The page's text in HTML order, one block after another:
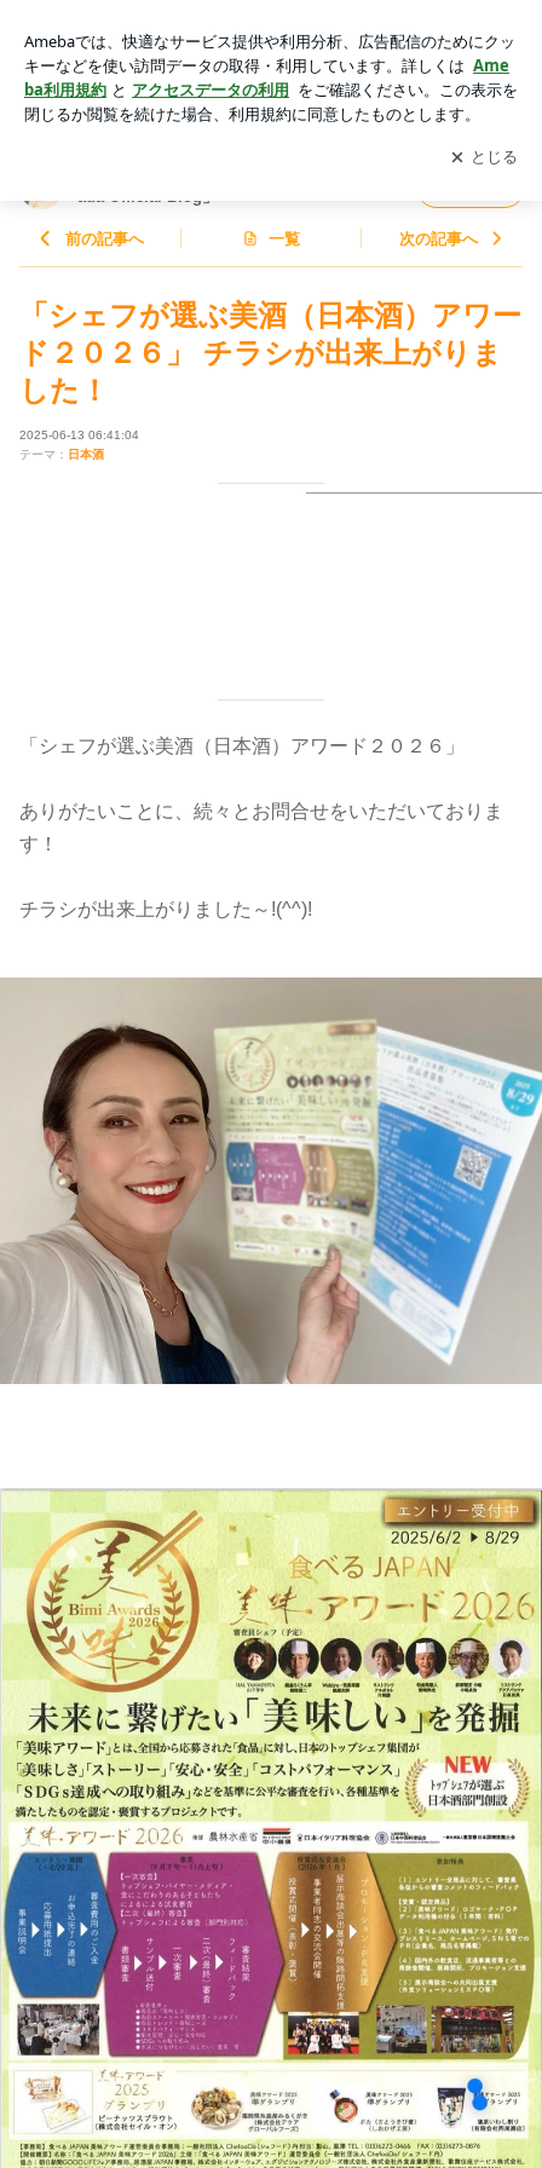
出来上がりました！ | 島田律子オフィシャルブログ「Ritsuko
Shimada Official Blog」Powered by Ameba
アプリをダウンロードして ブログの更新通知
を受け取りまし
ょう。
開く
ada Official Blog」
前の記事へ 一覧 次の記事へ
「シェフが選ぶ美酒（日本酒）アワー
ド２０２６」 チラシが出来上がりま
した！
2025-06-13 06:41:04
テーマ： 日本酒
「シェフが選ぶ美酒（日本酒）アワード２０２６」
ありがたいことに、続々とお問合せをいただいておりま
す！
チラシが出来上がりました～!(^^)!